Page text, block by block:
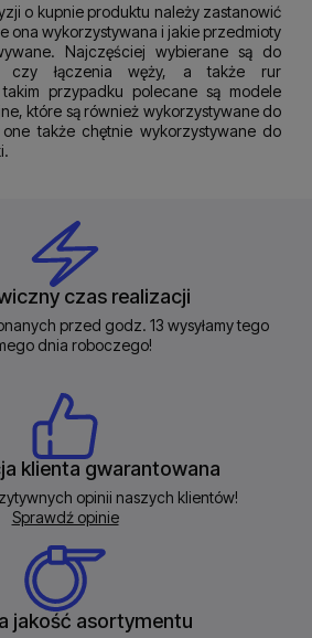
o kupnie produktu należy zastanowić
ona wykorzystywana i jakie przedmioty
Najczęściej wybierane są do
czy łączenia węży, a także rur
przypadku polecane są modele
które są również wykorzystywane do
także chętnie wykorzystywane do
czas realizacji
przed godz. 13 wysyłamy tego
dnia roboczego!
klienta gwarantowana
opinii naszych klientów!
Sprawdź opinie
jakość asortymentu